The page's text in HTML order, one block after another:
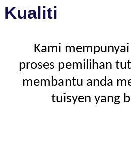
Kualiti
Kami
proses pemilihan
membantu anda
tuisyen yang